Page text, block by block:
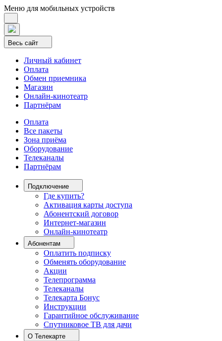
Меню для мобильных устройств
Весь сайт
Личный кабинет
Оплата
Обмен приемника
Магазин
Онлайн-кинотеатр
Партнёрам
Оплата
Все пакеты
Зона приёма
Оборудование
Телеканалы
Партнёрам
Подключение
Где купить?
Активация карты доступа
Абонентский договор
Интернет-магазин
Онлайн-кинотеатр
Абонентам
Оплатить подписку
Обменять оборудование
Акции
Телепрограмма
Телеканалы
Телекарта Бонус
Инструкции
Гарантийное обслуживание
Спутниковое ТВ для дачи
О Телекарте